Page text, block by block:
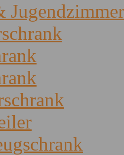
Jugendzimmer